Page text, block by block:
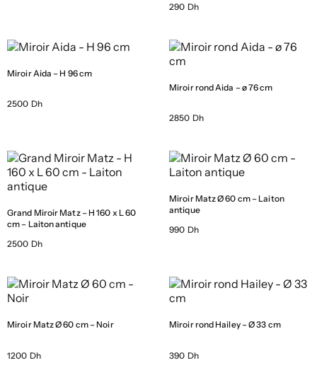
290 Dh
Miroir Aida – H 96 cm
2500 Dh
Miroir rond Aida – ø 76 cm
2850 Dh
Grand Miroir Matz – H 160 x L 60
cm – Laiton antique
2500 Dh
Miroir Matz Ø 60 cm – Laiton
antique
990 Dh
Miroir Matz Ø 60 cm – Noir
1200 Dh
Miroir rond Hailey – Ø 33 cm
390 Dh